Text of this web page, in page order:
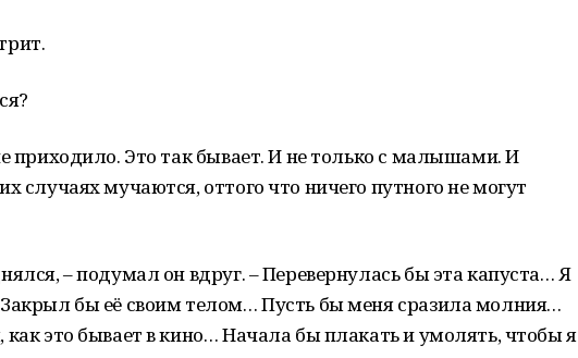
приходило. Это так бывает. И не только с малышами. И
случаях мучаются, оттого что ничего путного не могут
– подумал он вдруг. – Перевернулась бы эта капуста… Я
бы её своим телом… Пусть бы меня сразила молния…
это бывает в кино… Начала бы плакать и умолять, чтобы я